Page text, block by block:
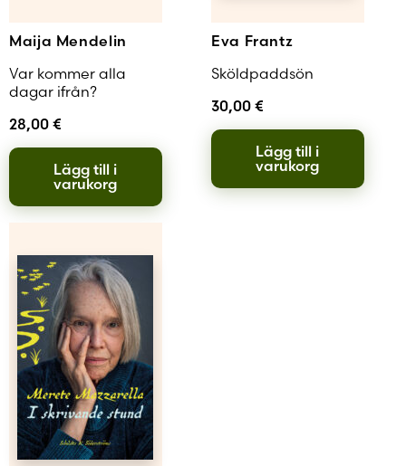
Maija Mendelin
Var kommer alla
dagar ifrån?
28,00 €
Lägg till i
varukorg
Eva Frantz
Sköldpaddsön
30,00 €
Lägg till i
varukorg